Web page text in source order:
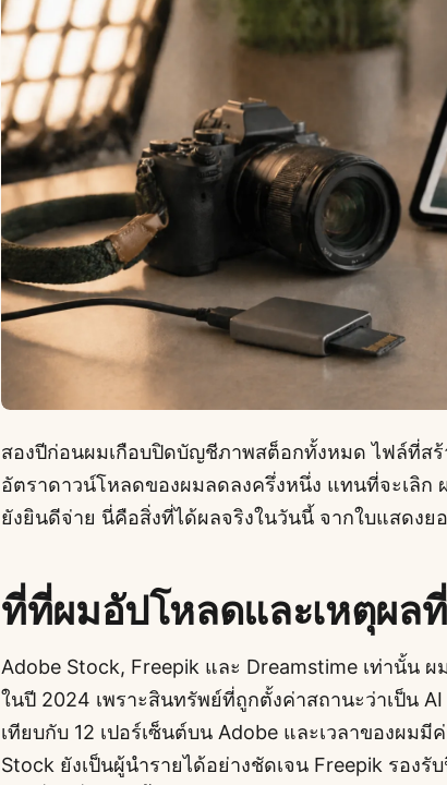
สองปีก่อนผมเกือบปิดบัญชีภาพสต็อกทั้งหมด ไฟล์ที่สร้
อัตราดาวน์โหลดของผมลดลงครึ่งหนึ่ง แทนที่จะเลิก
ยังยินดีจ่าย นี่คือสิ่งที่ได้ผลจริงในวันนี้ จากใบแสดงย
ที่ที่ผมอัปโหลดและเหตุผล
Adobe Stock, Freepik และ Dreamstime เท่านั้น
ในปี 2024 เพราะสินทรัพย์ที่ถูกตั้งค่าสถานะว่าเป็น
เทียบกับ 12 เปอร์เซ็นต์บน Adobe และเวลาของผม
Stock ยังเป็นผู้นำรายได้อย่างชัดเจน Freepik รองรั